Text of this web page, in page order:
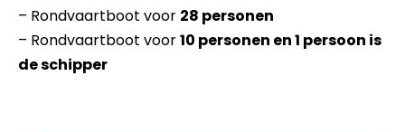
– Rondvaartboot voor 28 personen
– Rondvaartboot voor10 personen en 1 persoon is
de schipper